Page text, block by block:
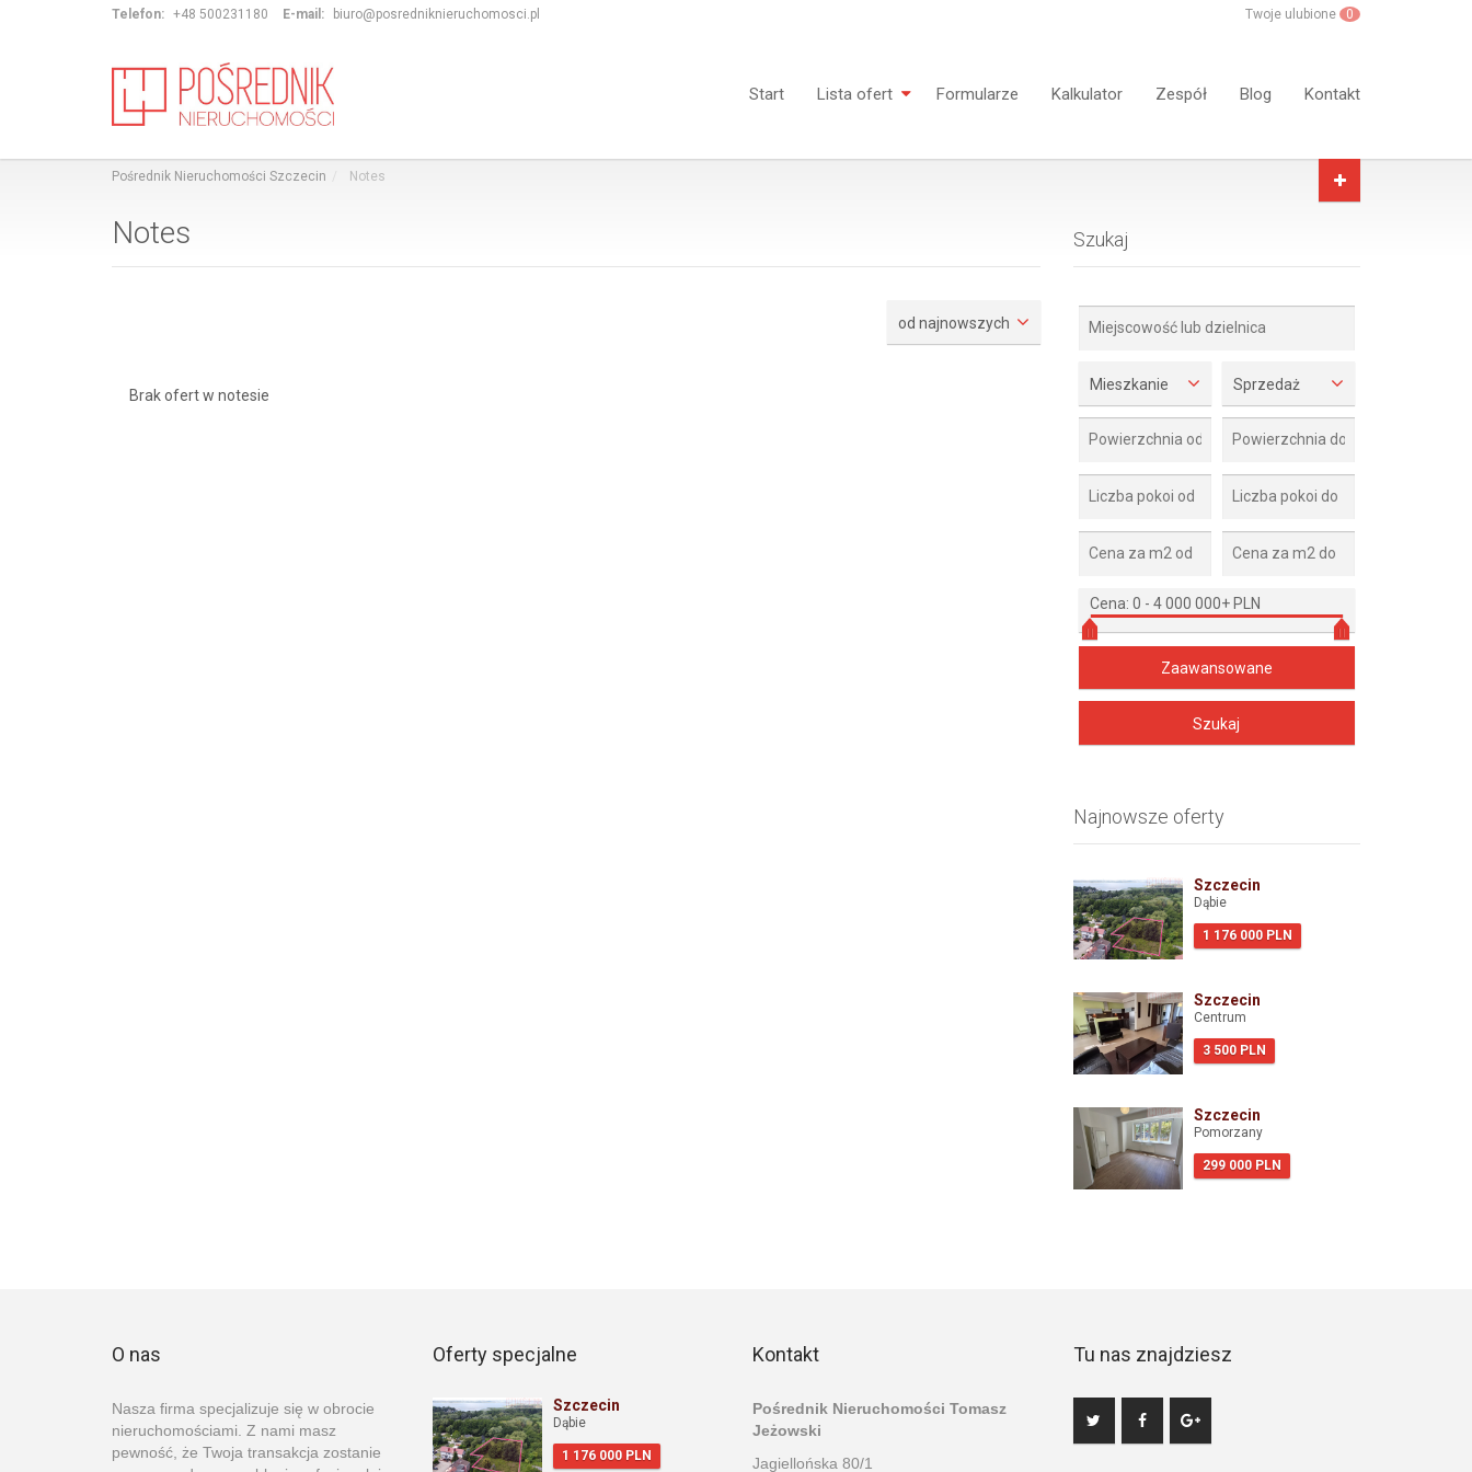
Telefon: +48 500231180 E-mail: biuro@posredniknieruchomosci.pl Twoje ulubione 0
Start Lista ofert Formularze Kalkulator Zespół Blog Kontakt
Pośrednik Nieruchomości Szczecin Notes
Notes
od najnowszych
Brak ofert w notesie
Szukaj
Mieszkanie Sprzedaż
Cena: 0 - 4 000 000+ PLN
Najnowsze oferty
Szczecin
Dąbie
1 176 000 PLN
Szczecin
Centrum
3 500 PLN
Szczecin
Pomorzany
299 000 PLN
O nas
Nasza firma specjalizuje się w obrocie
nieruchomościami. Z nami masz
pewność, że Twoja transakcja zostanie
Oferty specjalne
Szczecin
Dąbie
1 176 000 PLN
Kontakt
Pośrednik Nieruchomości Tomasz
Jeżowski
Jagiellońska 80/1
Tu nas znajdziesz